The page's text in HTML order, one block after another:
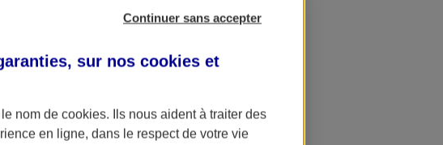
Continuer sans accepter
sur nos cookies et
nom de cookies. Ils nous aident à traiter des
en ligne, dans le respect de votre vie